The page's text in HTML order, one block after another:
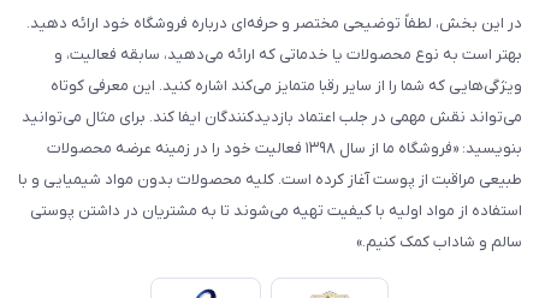
در این بخش، لطفاً توضیحی مختصر و حرفه‌ای درباره فروشگاه خود ارائه دهید.
بهتر است به نوع محصولات یا خدماتی که ارائه می‌دهید، سابقه فعالیت، و
ویژگی‌هایی که شما را از سایر رقبا متمایز می‌کند اشاره کنید. این معرفی کوتاه
می‌تواند نقش مهمی در جلب اعتماد بازدیدکنندگان ایفا کند. برای مثال می‌توانید
بنویسید: «فروشگاه ما از سال ۱۳۹۸ فعالیت خود را در زمینه عرضه محصولات
طبیعی مراقبت از پوست آغاز کرده است. کلیه محصولات بدون مواد شیمیایی و با
استفاده از مواد اولیه با کیفیت تهیه می‌شوند تا به مشتریان در داشتن پوستی
سالم و شاداب کمک کنیم.»